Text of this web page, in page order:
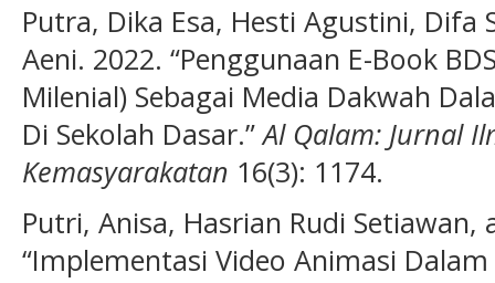
Putra, Dika Esa, Hesti Agustini, Difa
Aeni. 2022. “Penggunaan E-Book
Milenial) Sebagai Media Dakwah
Di Sekolah Dasar.”Al Qalam: Jurnal
Kemasyarakatan 16(3): 1174.
Putri, Anisa, Hasrian Rudi Setiawan,
“Implementasi Video Animasi